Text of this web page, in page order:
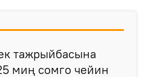
тажрыйбасына
миң сомго чейин